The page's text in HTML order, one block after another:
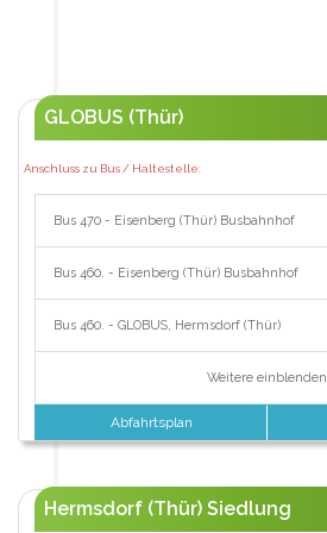
GLOBUS (Thür)
Anschluss zu Bus / Haltestelle:
Bus 470 - Eisenberg (Thür) Busbahnhof
Bus 460. - Eisenberg (Thür) Busbahnhof
Bus 460. - GLOBUS, Hermsdorf (Thür)
Weitere einblenden
Abfahrtsplan
Hermsdorf (Thür) Siedlung